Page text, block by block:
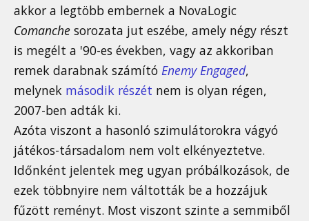
akkor a legtöbb embernek a NovaLogic
Comanche sorozata jut eszébe, amely négy részt
is megélt a '90-es években, vagy az akkoriban
remek darabnak számító Enemy Engaged,
melynek második részét nem is olyan régen,
2007-ben adták ki.
Azóta viszont a hasonló szimulátorokra vágyó
játékos-társadalom nem volt elkényeztetve.
Időnként jelentek meg ugyan próbálkozások, de
ezek többnyire nem váltották be a hozzájuk
fűzött reményt. Most viszont szinte a semmiből